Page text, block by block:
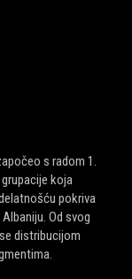
s radom 1.
koja
pokriva
Od svog
distribucijom